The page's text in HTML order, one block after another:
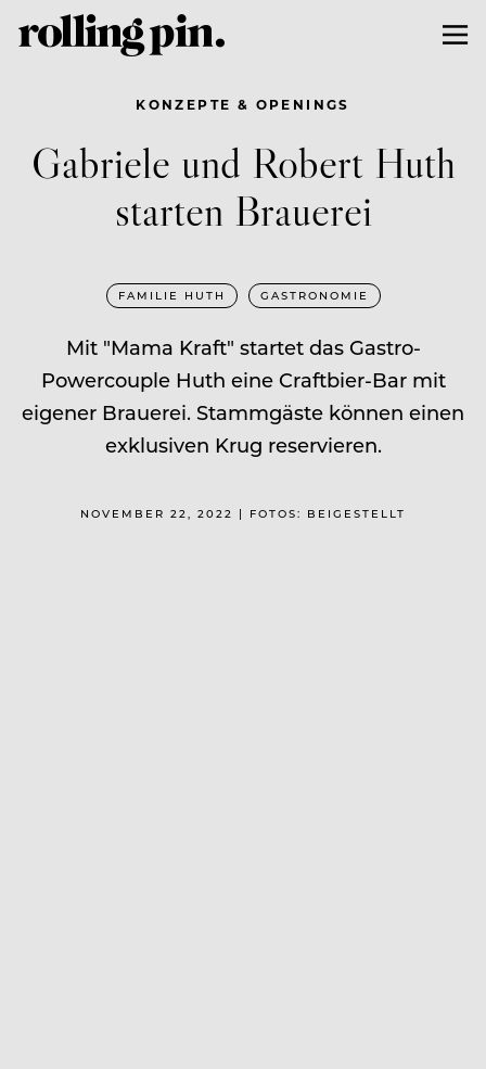
KONZEPTE & OPENINGS
Gabriele und Robert Huth
starten Brauerei
FAMILIE HUTH GASTRONOMIE
Mit "Mama Kraft" startet das Gastro-
Powercouple Huth eine Craftbier-Bar mit
eigener Brauerei. Stammgäste können einen
exklusiven Krug reservieren.
NOVEMBER 22, 2022 | FOTOS: BEIGESTELLT